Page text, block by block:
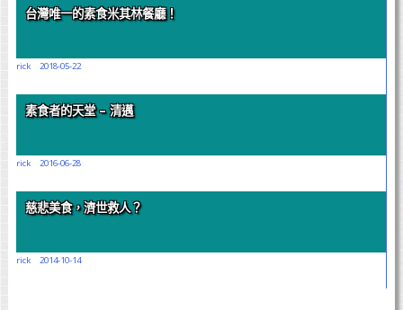
台灣唯一的素食米其林餐廳！
rick 2018-05-22
素食者的天堂 – 清邁
rick 2016-06-28
慈悲美食，濟世救人？
rick 2014-10-14